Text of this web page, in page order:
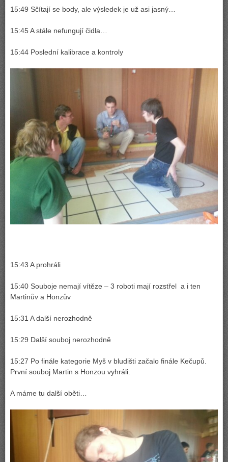
15:49 Sčítají se body, ale výsledek je už asi jasný…
15:45 A stále nefungují čidla…
15:44 Poslední kalibrace a kontroly
15:43 A prohráli
15:40 Souboje nemají vítěze – 3 roboti mají rozstřel a i ten
Martinův a Honzův
15:31 A další nerozhodně
15:29 Další souboj nerozhodně
15:27 Po finále kategorie Myš v bludišti začalo finále Kečupů.
První souboj Martin s Honzou vyhráli.
A máme tu další oběti…